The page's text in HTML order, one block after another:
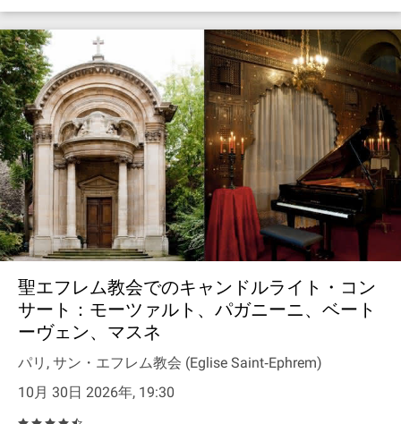
聖エフレム教会でのキャンドルライト・コン
サート：モーツァルト、パガニーニ、ベート
ーヴェン、マスネ
パリ, サン・エフレム教会 (Eglise Saint‐Ephrem)
10月 30日 2026年, 19:30